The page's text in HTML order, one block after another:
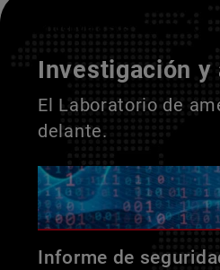
Investigación y
El Laboratorio de
delante.
Informe de